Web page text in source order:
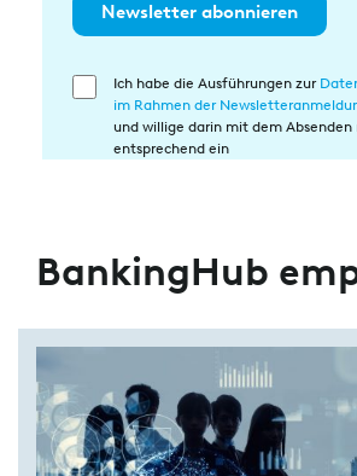
Newsletter abonnieren
Einwilligung
Ich habe die Ausführungen zur
im Rahmen der
und willige darin mit dem
entsprechend ein
BankingHub